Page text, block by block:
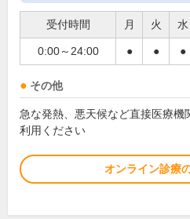
受付時間 月 火 水
0:00～24:00 ● ● ●
その他
急な発熱、悪天候など直接医療機
利用ください
オンライン診療